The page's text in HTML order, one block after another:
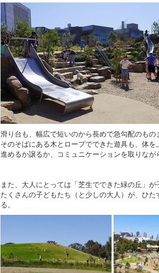
滑り台も、幅広で短いのから長めで急勾配のも
そのそばにある木とロープでできた遊具も、体
進めるか譲るか、コミュニケーションを取りなが
また、大人にとっては「芝生でできた緑の丘」が
たくさんの子どもたち（と少しの大人）が、ひ
る。